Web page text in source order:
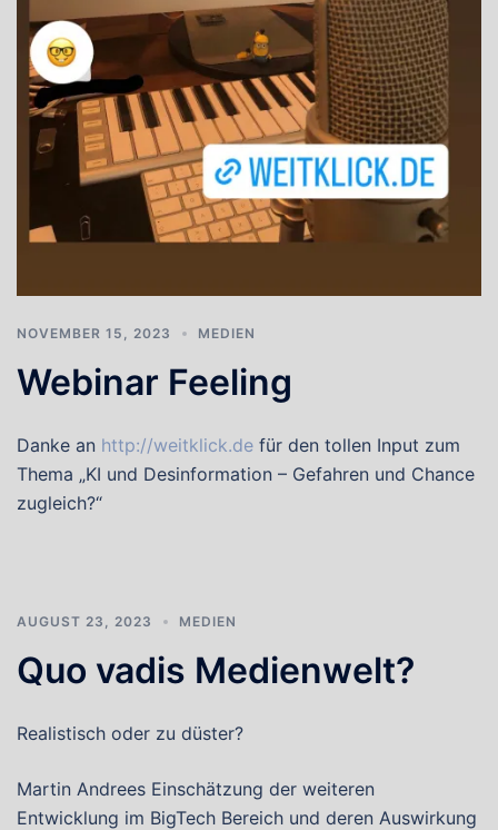
NOVEMBER 15, 2023 MEDIEN
Webinar Feeling
Danke an http://weitklick.de für den tollen Input zum
Thema „KI und Desinformation – Gefahren und Chance
zugleich?“
AUGUST 23, 2023 MEDIEN
Quo vadis Medienwelt?
Realistisch oder zu düster?
Martin Andrees Einschätzung der weiteren
Entwicklung im BigTech Bereich und deren Auswirkung